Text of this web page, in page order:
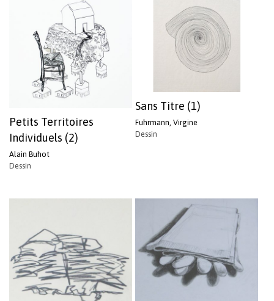
Petits Territoires
Individuels (2)
Alain Buhot
Dessin
Sans Titre (1)
Fuhrmann, Virgine
Dessin